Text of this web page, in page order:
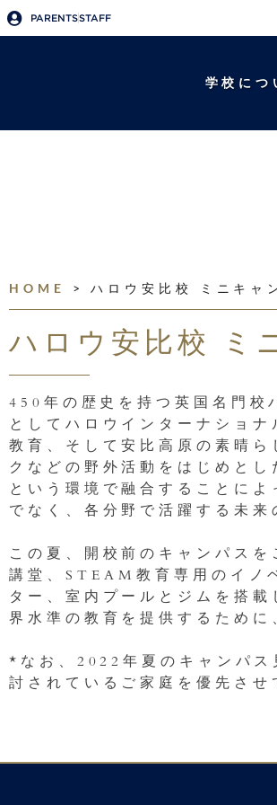
PARENTSSTAFF
学校につ
HOME >ハロウ安比校 ミニキ
ハロウ安比校 ミ
450年の歴史を持つ英国名門校
としてハロウインターナショ
教育、そして安比高原の素晴
クなどの野外活動をはじめと
という環境で融合することに
でなく、各分野で活躍する未来
この夏、開校前のキャンパス
講堂、STEAM教育専用のイノ
ター、室内プールとジムを搭
界水準の教育を提供するため
*なお、2022年夏のキャンパス
討されているご家庭を優先さ